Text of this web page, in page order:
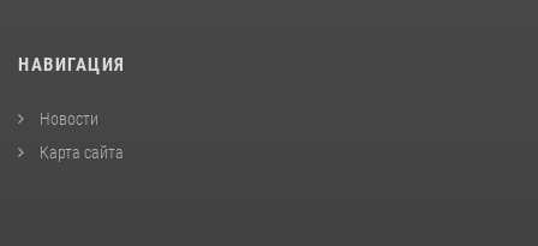
НАВИГАЦИЯ
Новости
Карта сайта